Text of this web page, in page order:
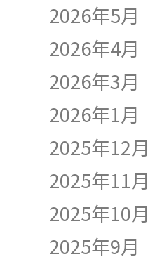
2026年5月
2026年4月
2026年3月
2026年1月
2025年12月
2025年11月
2025年10月
2025年9月